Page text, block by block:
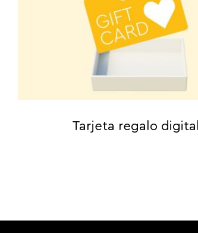
Tarjeta regalo digital